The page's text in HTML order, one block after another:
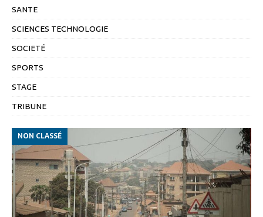
SANTE
SCIENCES TECHNOLOGIE
SOCIETÉ
SPORTS
STAGE
TRIBUNE
NON CLASSÉ